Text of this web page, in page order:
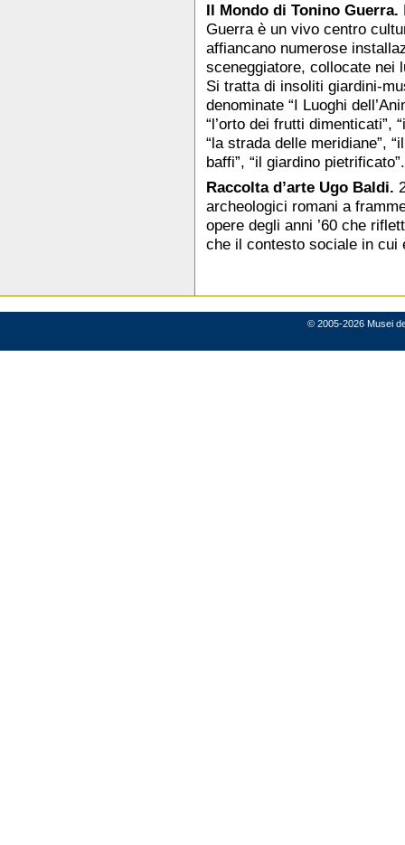
Il Mondo di Tonino Guerra.
Guerra è un vivo centro
affiancano numerose
sceneggiatore, collocate nei
Si tratta di insoliti giardini-
denominate “I Luoghi
“l’orto dei frutti dimenticati”,
“la strada delle meridiane”,
baffi”, “il giardino pietrificato”.
Raccolta d’arte Ugo Baldi.
archeologici romani a
opere degli anni ’60 che
che il contesto sociale in cui
© 2005-2026 Musei